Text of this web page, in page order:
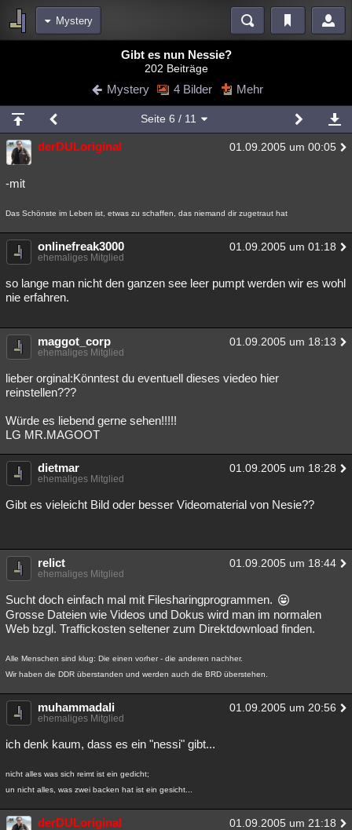
Mystery
Blogs Videos
Chat Wiki Neuigkeiten
meine Rubriken
Menschen Wissenschaft Mystery Kriminalfälle
Spiritualität
Natur Umfragen Unterhaltung
weitere Rubriken
Philosophie Träume
Astronomie Helpdesk Gruppen Gaming Filme
Übersichten
Lesenswert
Gibt es nun Nessie?
202 Beiträge
Mystery 4 Bilder Mehr
Seite6 / 11
derDULoriginal 01.09.2005 um 00:05
-mit
Das Schönste im Leben ist, etwas zu schaffen, das niemand dir zugetraut hat
onlinefreak3000 01.09.2005 um 01:18
ehemaliges Mitglied
so lange man nicht den ganzen see leer pumpt werden wir es wohl
nie erfahren.
maggot_corp 01.09.2005 um 18:13
ehemaliges Mitglied
lieber orginal:Könntest du eventuell dieses viedeo hier
reinstellen???
Würde es liebend gerne sehen!!!!!
LG MR.MAGOOT
dietmar 01.09.2005 um 18:28
ehemaliges Mitglied
Gibt es vieleicht Bild oder besser Videomaterial von Nesie??
relict 01.09.2005 um 18:44
ehemaliges Mitglied
Sucht doch einfach mal mit Filesharingprogrammen.
Grosse Dateien wie Videos und Dokus wird man im normalen
Web bzgl. Traffickosten seltener zum Direktdownload finden.
Alle Menschen sind klug: Die einen vorher - die anderen nachher.
Wir haben die DDR überstanden und werden auch die BRD überstehen.
muhammadali 01.09.2005 um 20:56
ehemaliges Mitglied
ich denk kaum, dass es ein "nessi" gibt...
nicht alles was sich reimt ist ein gedicht;
un nicht alles, was zwei backen hat ist ein gesicht...
derDULoriginal 01.09.2005 um 21:18